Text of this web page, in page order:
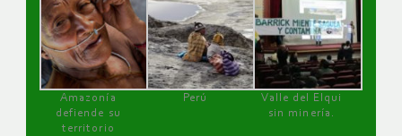
Amazonía
defiende su
territorio
Perú
Valle del Elqui
sin minería.